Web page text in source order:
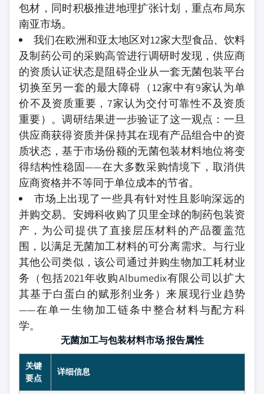
包材，同时积极推进地理扩张计划，重点布局东
南亚市场。
我们在欧洲和亚太地区对12家大型食品、饮料
及制药公司的采购高管进行调研时发现，供应商
的资质认证状态是阻碍企业从一套无菌包装平台
切换至另一套的最大障碍（12家中有9家认为单
价不及资质重要，7家认为交付可靠性不及资质
重要）。调研结果进一步验证了这一观点：一旦
供应商获得资质并保持其在现有产品组合中的资
质状态，基于市场份额的无菌包装材料地位将变
得结构性稳固——在大多数采购情境下，取消供
应商资格并不等同于单位成本的节省。
市场上出现了一些具有针对性且影响深远的
并购交易。安姆科收购了贝里全球的制药包装资
产，为公司提供了直接层压材料的产品覆盖范
围，以满足无菌加工材料的可分离需求。与行业
其他公司类似，该公司通过并购生物加工耗材业
务（包括2021年收购Albumedix有限公司以扩大
其基于白蛋白的赋形剂业务）来展现行业趋势
——在单一生物加工链条中整合材料与配方科
学。
无菌加工与包装材料市场 报告属性
关键
要点
详细信息